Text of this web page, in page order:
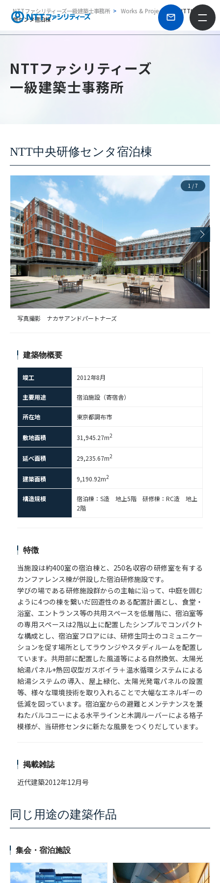
NTTファシリティーズ一級建築士事務所 Works & Projects
NTT中央研
修センタ宿泊棟
NTTファシリティーズ
一級建築士事務所
NTT中央研修センタ宿泊棟
1 /7
写真撮影 ナカサアンドパートナーズ
建築物概要
竣工 2012年8月
主要用途 宿泊施設（寄宿舎）
所在地 東京都調布市
敷地面積 31,945.27m2
延べ面積 29,235.67m2
建築面積 9,190.92m2
構造規模
宿泊棟：S造 地上5階 研修棟：RC造 地上
2階
特徴
当施設は約400室の宿泊棟と、250名収容の研修室を有する
カンファレンス棟が併設した宿泊研修施設です。
学びの場である研修施設群からの主軸に沿って、中庭を囲む
ように4つの棟を繋いだ回遊性のある配置計画とし、食堂・
浴室、エントランス等の共用スペースを低層階に、宿泊室等
の専用スペースは2階以上に配置したシンプルでコンパクト
な構成とし、宿泊室フロアには、研修生同士のコミュニケー
ションを促す場所としてラウンジやスタディルームを配置し
ています。共用部に配置した風道等による自然換気、太陽光
給湯パネル+熱回収型ガスボイラ＋温水循環システムによる
給湯システムの導入、屋上緑化、太陽光発電パネルの設置
等、様々な環境技術を取り入れることで大幅なエネルギーの
低減を図っています。宿泊室からの避難とメンテナンスを兼
ねたバルコニーによる水平ラインと木調ルーバーによる格子
模様が、当研修センタに新たな風景をつくりだしています。
掲載雑誌
近代建築2012年12月号
同じ用途の建築作品
集会・宿泊施設